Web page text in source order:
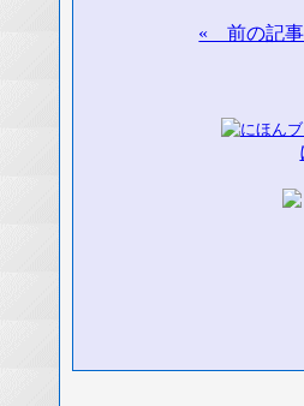
« 前の記